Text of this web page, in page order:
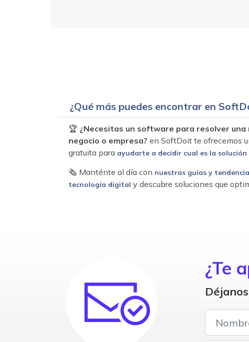
¿Qué más puedes encontrar en
🏆 ¿Necesitas un software para resolver una
negocio o empresa? en SoftDoit te ofrecemos
gratuita para ayudarte a decidir cual es la
🗞 Manténte al día con nuestras guías y
tecnología digital y descubre soluciones que
¿Te